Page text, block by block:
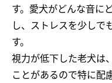
す。愛犬がどんな音に
し、ストレスを少しで
す。
視力が低下した老犬は
ことがあるので特に配